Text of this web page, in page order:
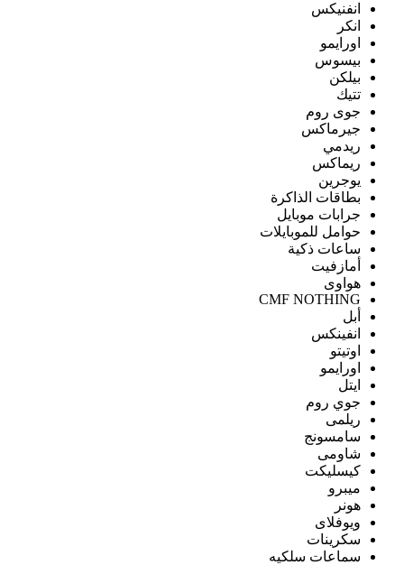
انفنيكس
انكر
اورايمو
بيسوس
بيلكن
تتيك
جوى روم
جيرماكس
ريدمي
ريماكس
يوجرين
بطاقات الذاكرة
جرابات موبايل
حوامل للموبايلات
ساعات ذكية
أمازفيت
هواوى
CMF NOTHING
أبل
انفينكس
اوتيتو
اورايمو
ايتل
جوي روم
ريلمى
سامسونج
شاومى
كيسليكت
ميبرو
هونر
ويوفلاى
سكرينات
سماعات سلكيه